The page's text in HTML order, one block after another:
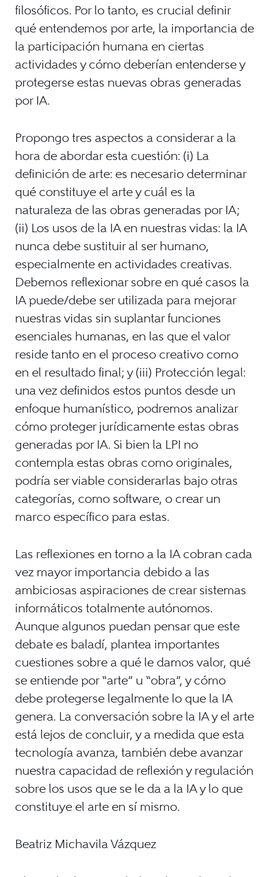
filosóficos. Por lo tanto, es crucial definir
qué entendemos por arte, la importancia de
la participación humana en ciertas
actividades y cómo deberían entenderse y
protegerse estas nuevas obras generadas
por IA.
Propongo tres aspectos a considerar a la
hora de abordar esta cuestión: (i) La
definición de arte: es necesario determinar
qué constituye el arte y cuál es la
naturaleza de las obras generadas por IA;
(ii) Los usos de la IA en nuestras vidas: la IA
nunca debe sustituir al ser humano,
especialmente en actividades creativas.
Debemos reflexionar sobre en qué casos la
IA puede/debe ser utilizada para mejorar
nuestras vidas sin suplantar funciones
esenciales humanas, en las que el valor
reside tanto en el proceso creativo como
en el resultado final; y (iii) Protección legal:
una vez definidos estos puntos desde un
enfoque humanístico, podremos analizar
cómo proteger jurídicamente estas obras
generadas por IA. Si bien la LPI no
contempla estas obras como originales,
podría ser viable considerarlas bajo otras
categorías, como software, o crear un
marco específico para estas.
Las reflexiones en torno a la IA cobran cada
vez mayor importancia debido a las
ambiciosas aspiraciones de crear sistemas
informáticos totalmente autónomos.
Aunque algunos puedan pensar que este
debate es baladí, plantea importantes
cuestiones sobre a qué le damos valor, qué
se entiende por “arte” u “obra”, y cómo
debe protegerse legalmente lo que la IA
genera. La conversación sobre la IA y el arte
está lejos de concluir, y a medida que esta
tecnología avanza, también debe avanzar
nuestra capacidad de reflexión y regulación
sobre los usos que se le da a la IA y lo que
constituye el arte en sí mismo.
Beatriz Michavila Vázquez